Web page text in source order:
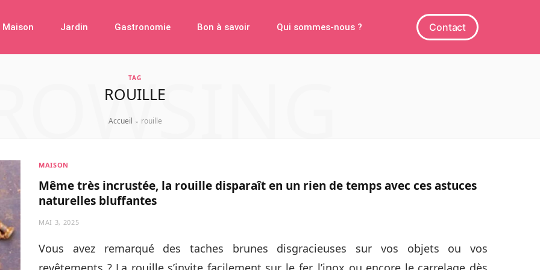
Maison Jardin Gastronomie Bon à savoir Qui sommes-nous ? Contact
TAG
ROUILLE
Accueil » rouille
MAISON
Même très incrustée, la rouille disparaît en un rien de temps avec ces astuces
naturelles bluffantes
MAI 3, 2025
Vous avez remarqué des taches brunes disgracieuses sur vos objets ou vos